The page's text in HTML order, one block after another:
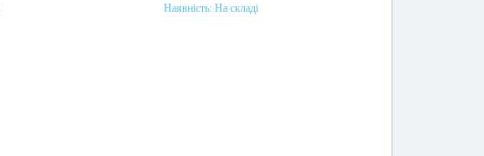
Купити
Наявність: На складі